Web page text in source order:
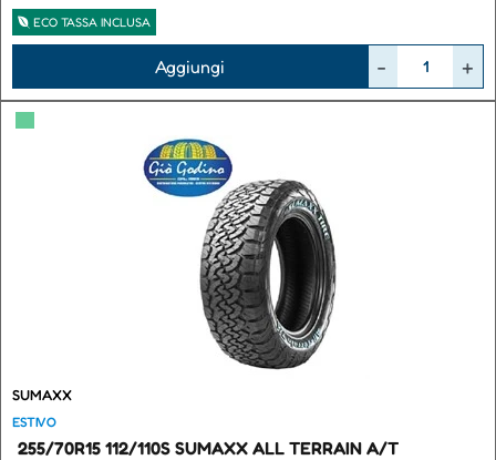
ECO TASSA INCLUSA
Aggiungi
▀
SUMAXX
ESTIVO
255/70R15 112/110S SUMAXX ALL TERRAIN A/T